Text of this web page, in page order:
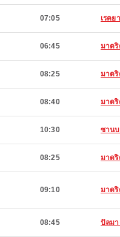
07:05 เรคย
06:45 มาด
08:25 มาด
08:40 มาด
10:30 ซานบ
08:25 มาด
09:10 มาด
08:45 ปัลมา